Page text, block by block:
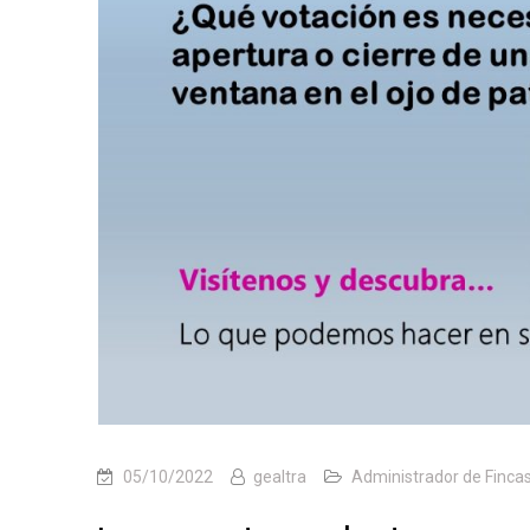
05/10/2022 gealtra Administrador de